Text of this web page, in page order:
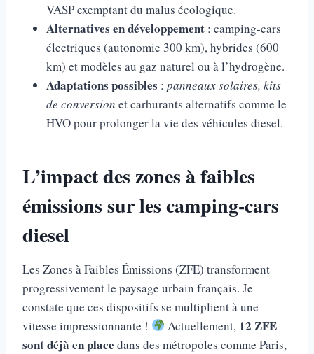
VASP exemptant du malus écologique.
Alternatives en développement : camping-cars
électriques (autonomie 300 km), hybrides (600
km) et modèles au gaz naturel ou à l’hydrogène.
Adaptations possibles : panneaux solaires, kits
de conversion et carburants alternatifs comme le
HVO pour prolonger la vie des véhicules diesel.
L’impact des zones à faibles
émissions sur les camping-cars
diesel
Les Zones à Faibles Émissions (ZFE) transforment
progressivement le paysage urbain français. Je
constate que ces dispositifs se multiplient à une
vitesse impressionnante !
Actuellement, 12 ZFE
sont déjà en place dans des métropoles comme Paris,